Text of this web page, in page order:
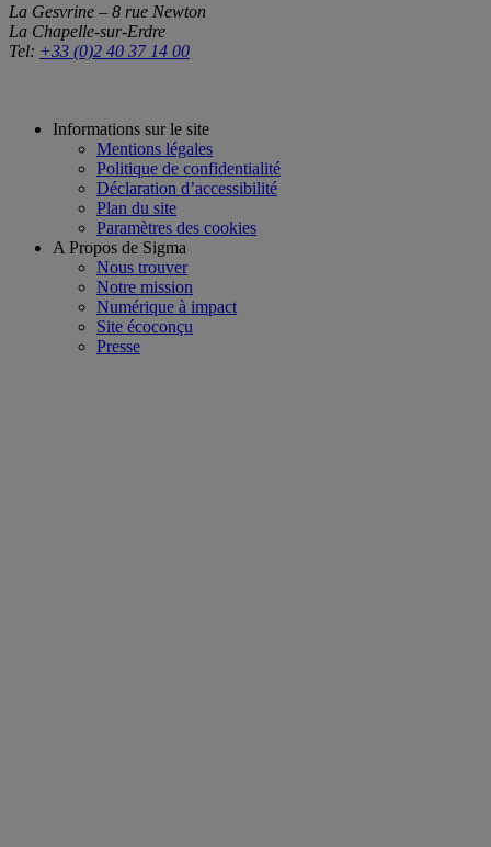
La Gesvrine – 8 rue Newton
La Chapelle-sur-Erdre
Tel: +33 (0)2 40 37 14 00
Informations sur le site
Mentions légales
Politique de confidentialité
Déclaration d’accessibilité
Plan du site
Paramètres des cookies
A Propos de Sigma
Nous trouver
Notre mission
Numérique à impact
Site écoconçu
Presse